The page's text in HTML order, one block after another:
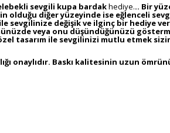
sevgili kupa bardakhediye... Bir
olduğu diğer yüzeyinde ise eğlenceli
sevgilinize değişik ve ilginç bir hediye
veya onu düşündüğünüzü
tasarım ile sevgilinizi mutlu etmek
onaylıdır. Baskı kalitesinin uzun